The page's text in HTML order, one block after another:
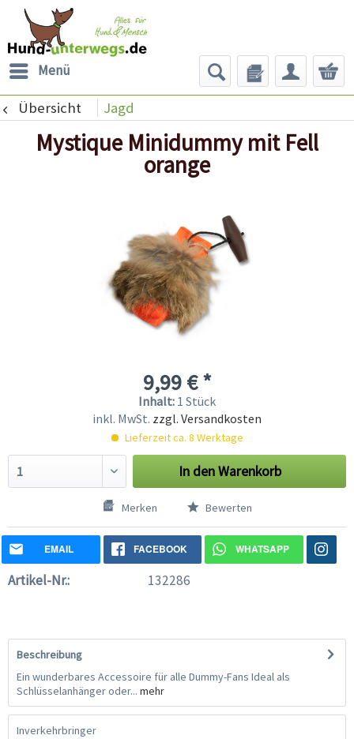
Menü
Übersicht Jagd
Mystique Minidummy mit Fell
orange
9,99 € *
Inhalt: 1 Stück
inkl. MwSt. zzgl. Versandkosten
Lieferzeit ca. 8 Werktage
In denWarenkorb
Merken Bewerten
EMAIL FACEBOOK WHATSAPP
Artikel-Nr.: 132286
Beschreibung
Ein wunderbares Accessoire für alle Dummy-Fans Ideal als
Schlüsselanhänger oder... mehr
Inverkehrbringer